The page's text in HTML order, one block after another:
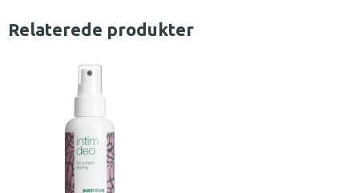
Relaterede produkter